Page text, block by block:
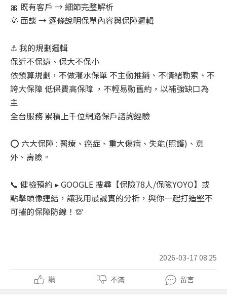
🎀 既有客戶 → 細節完整解析
🌞 面談 → 逐條說明保單內容與保障邏輯
⚓ 我的規劃邏輯
保近不保遠、保大不保小
依預算規劃，不做灌水保單 不主動推銷、不情緒勒索、不
誇大保障 低保費高保障 ，不輕易動舊約，以補強缺口為
主
全台服務 累積上千位網路保戶諮詢經驗
⭕ 六大保障 : 醫療、癌症、重大傷病、失能(照護)、意
外、壽險。
📞 健檢預約 ▸ GOOGLE 搜尋【保險78人/保險YOYO】或
點擊頭像連結，讓我用最誠實的分析，與你一起打造堅不
可摧的保障防線！💯
2026-03-17 08:25
讚 不滿 留言